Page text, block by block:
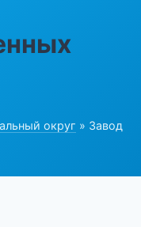
округ » Завод